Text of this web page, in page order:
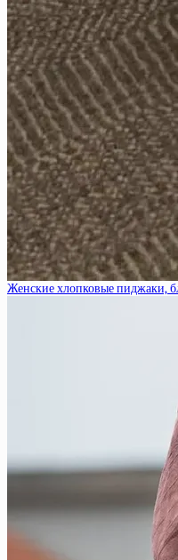
Женские хлопковые пиджаки,